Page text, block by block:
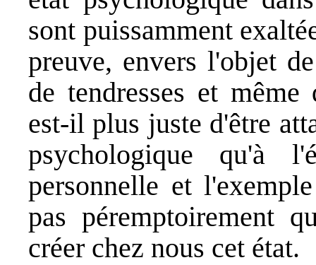
sont puissamment
preuve, envers l'objet
de tendresses et
est-il plus juste d'être
psychologique qu'à
personnelle et
pas péremptoirement
créer chez nous cet état.